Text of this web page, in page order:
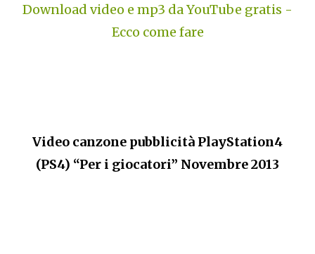
Download video e mp3 da YouTube gratis -
Ecco come fare
Video canzone pubblicità PlayStation4
(PS4) “Per i giocatori” Novembre 2013